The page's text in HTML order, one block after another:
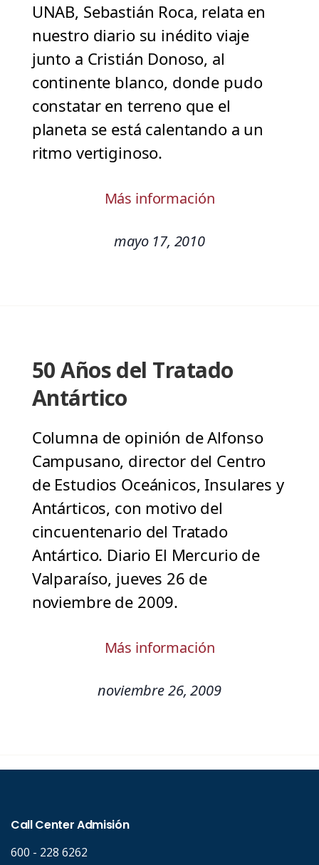
UNAB, Sebastián Roca, relata en
nuestro diario su inédito viaje
junto a Cristián Donoso, al
continente blanco, donde pudo
constatar en terreno que el
planeta se está calentando a un
ritmo vertiginoso.
Más información
mayo 17, 2010
50 Años del Tratado
Antártico
Columna de opinión de Alfonso
Campusano, director del Centro
de Estudios Oceánicos, Insulares y
Antárticos, con motivo del
cincuentenario del Tratado
Antártico. Diario El Mercurio de
Valparaíso, jueves 26 de
noviembre de 2009.
Más información
noviembre 26, 2009